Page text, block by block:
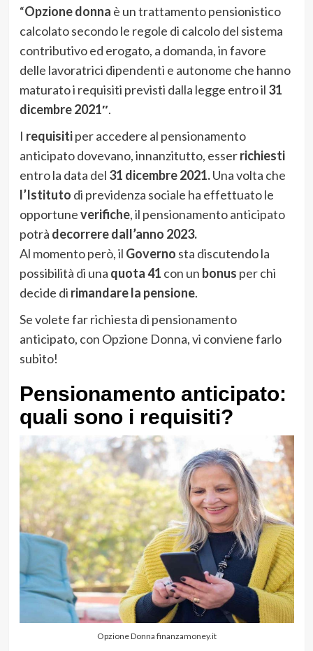
“Opzione donna è un trattamento pensionistico
calcolato secondo le regole di calcolo del sistema
contributivo ed erogato, a domanda, in favore
delle lavoratrici dipendenti e autonome che hanno
maturato i requisiti previsti dalla legge entro il 31
dicembre 2021″.
I requisitiper accedere al pensionamento
anticipato dovevano, innanzitutto, esserrichiesti
entro la data del 31 dicembre 2021.Una volta che
l’Istituto di previdenza sociale ha effettuato le
opportuneverifiche, il pensionamento anticipato
potrà decorrere dall’anno 2023.
Al momento però, il Governo sta discutendo la
possibilità di una quota 41 con un bonus per chi
decide di rimandare la pensione.
Se volete far richiesta di pensionamento
anticipato, con Opzione Donna, vi conviene farlo
subito!
Pensionamento anticipato:
quali sono i requisiti?
Opzione Donna finanzamoney.it